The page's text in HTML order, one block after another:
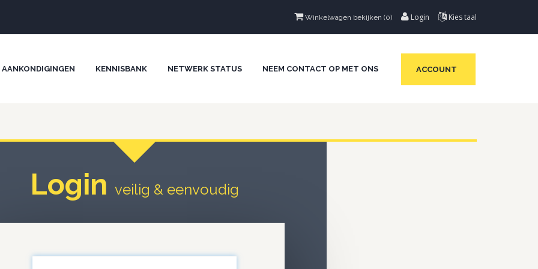
Kies taal
Login
Winkelwagen bekijken (0)
AANKONDIGINGEN KENNISBANK NETWERK STATUS NEEM CONTACT OP MET ONS ACCOUNT
Login veilig & eenvoudig